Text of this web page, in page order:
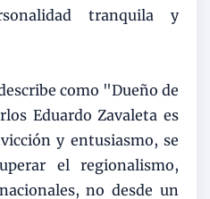
tranquila y
como "Dueño de
Eduardo Zavaleta es
y entusiasmo, se
el regionalismo,
no desde un